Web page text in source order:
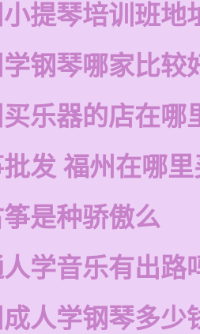
提琴培训班地
钢琴哪家比较
乐器的店在哪
发 福州在哪
是种骄傲么
学音乐有出路
人学钢琴多少